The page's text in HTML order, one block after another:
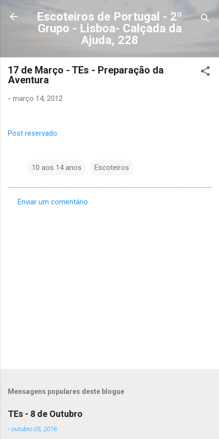
Avançar para o conteúdo principal
Escoteiros de Portugal - 2º
Grupo - Lisboa- Calçada da
Ajuda, 228
17 de Março - TEs - Preparação da
Aventura
- março 14, 2012
Post reservado.
10 aos 14 anos Escoteiros
Enviar um comentário
Mensagens populares deste blogue
TEs - 8 de Outubro
-outubro 05, 2016